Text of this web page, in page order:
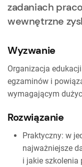
zadaniach
wewnętrzne
Wyzwanie
Organizacja
egzaminów i
wymagającym
Rozwiązanie
Praktyczny: w
najważniejsze
i jakie szkolenia